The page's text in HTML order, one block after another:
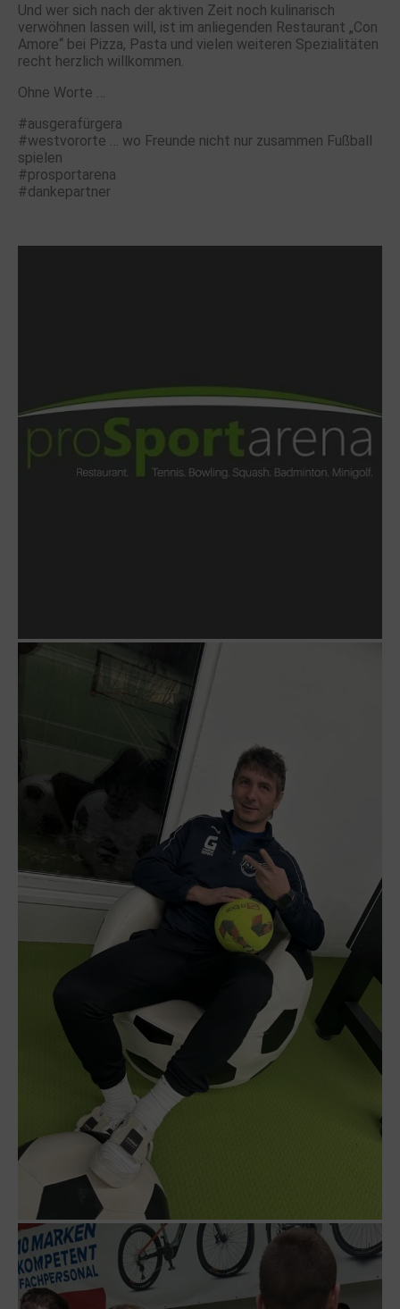
Und wer sich nach der aktiven Zeit noch kulinarisch
verwöhnen lassen will, ist im anliegenden Restaurant „Con
Amore“ bei Pizza, Pasta und vielen weiteren Spezialitäten
recht herzlich willkommen.
Ohne Worte …
#ausgerafürgera
#westvororte … wo Freunde nicht nur zusammen Fußball
spielen
#prosportarena
#dankepartner